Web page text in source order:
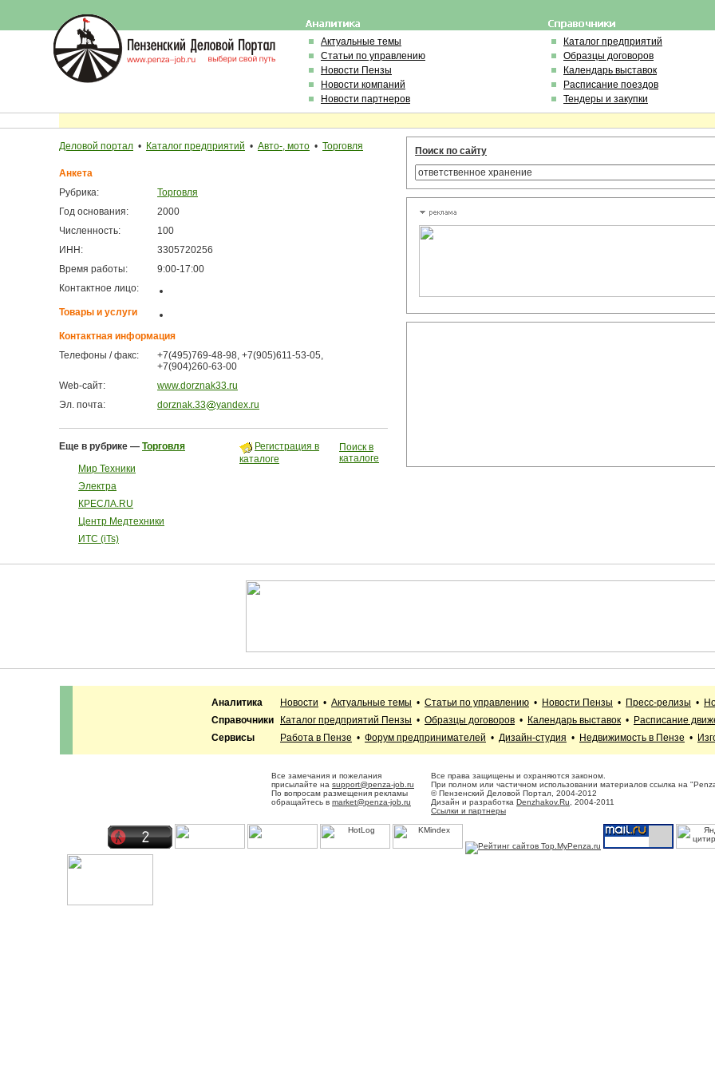
Актуальные темы
Статьи по управлению
Новости Пензы
Новости компаний
Новости партнеров
Каталог предприятий
Образцы договоров
Календарь выставок
Расписание поездов
Тендеры и закупки
Деловой портал • Каталог предприятий • Авто-, мото • Торговля
Анкета
Рубрика:
Торговля
Год основания:
2000
Численность:
100
ИНН:
3305720256
Время работы:
9:00-17:00
Контактное лицо:
Товары и услуги
Контактная информация
Телефоны / факс:
+7(495)769-48-98, +7(905)611-53-05,
+7(904)260-63-00
Web-сайт:
www.dorznak33.ru
Эл. почта:
dorznak.33 yandex.ru
Еще в рубрике — Торговля
Мир Техники
Электра
КРЕСЛА.RU
Центр Медтехники
ИТС (iTs)
Регистрация в
каталоге
Поиск в
каталоге
Поиск по сайту
Аналитика Новости • Актуальные темы • Статьи по управлению • Новости Пензы • Пресс-релизы •
Справочники
Каталог предприятий Пензы • Образцы договоров • Календарь выставок • Расписание
Сервисы
Работа в Пензе • Форум предпринимателей • Дизайн-студия • Недвижимость в Пензе •
Все замечания и пожелания
присылайте на support@penza-job.ru
По вопросам размещения рекламы
обращайтесь в market@penza-job.ru
Все права защищены и охраняются законом.
При полном или частичном использовании материалов ссылка на
© Пензенский Деловой Портал, 2004-2012
Дизайн и разработка Denzhakov.Ru , 2004-2011
Ссылки и партнеры